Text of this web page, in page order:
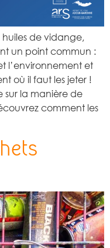
huiles de vidange,
un point commun :
l’environnement et
où il faut les jeter !
sur la manière de
comment les